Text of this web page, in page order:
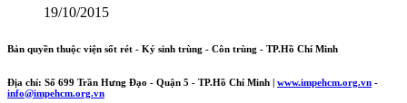
19/10/2015
Bản quyền thuộc viện sốt rét - Ký sinh trùng - Côn trùng - TP.Hồ Chí Minh
Địa chỉ: Số 699 Trần Hưng Đạo - Quận 5 - TP.Hồ Chí Minh | www.impehcm.org.vn -
info@impehcm.org.vn